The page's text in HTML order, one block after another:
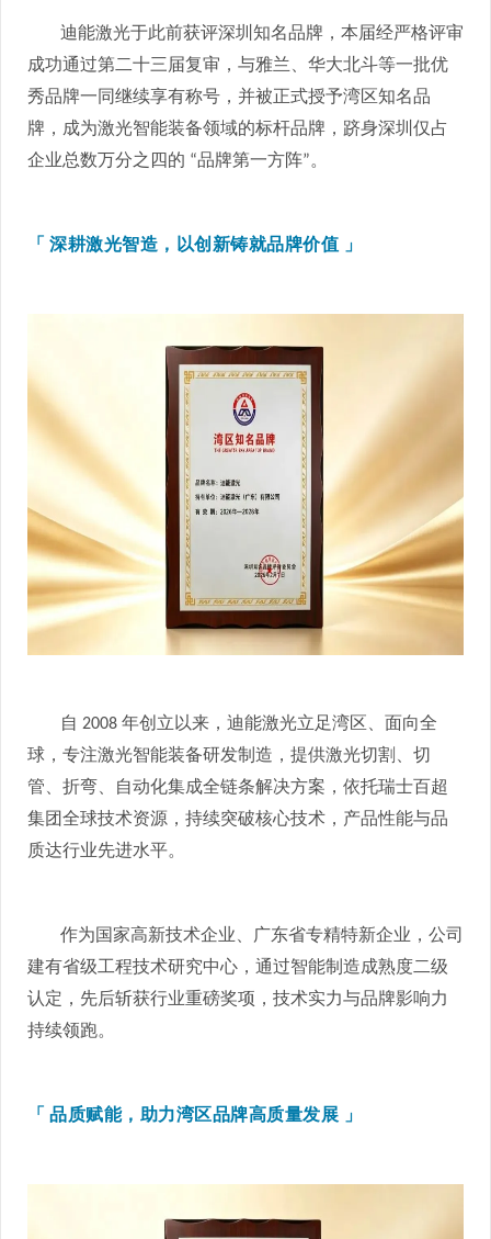
迪能激光于此前获评深圳知名品牌，本届经严格评审
成功通过第二十三届复审，与雅兰、华大北斗等一批优
秀品牌一同继续享有称号，并被正式授予湾区知名品
牌，成为激光智能装备领域的标杆品牌，跻身深圳仅占
企业总数万分之四的 “品牌第一方阵”。
「 深耕激光智造，以创新铸就品牌价值 」
自 2008 年创立以来，迪能激光立足湾区、面向全
球，专注激光智能装备研发制造，提供激光切割、切
管、折弯、自动化集成全链条解决方案，依托瑞士百超
集团全球技术资源，持续突破核心技术，产品性能与品
质达行业先进水平。
作为国家高新技术企业、广东省专精特新企业，公司
建有省级工程技术研究中心，通过智能制造成熟度二级
认定，先后斩获行业重磅奖项，技术实力与品牌影响力
持续领跑。
「 品质赋能，助力湾区品牌高质量发展 」